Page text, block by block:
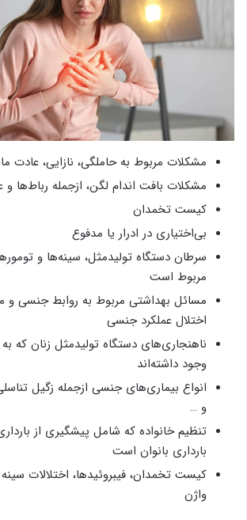
مشکلات مربوط به حاملگی، نازایی، عادت
مشکلات بافت اندام لگن، ازجمله رباط‌ها
کیست تخمدان
بی‌اختیاری در ادرار یا مدفوع
سرطان دستگاه تولیدمثل، سینه‌ها و
مربوط است
مسائل بهداشتی مربوط به روابط جنسی و
اختلال عملکرد جنسی
ناهنجاری‌های دستگاه تولیدمثل زنان که
وجود داشته‌اند
انواع بیماری‌های جنسی ازجمله زگیل
و …
تنظیم خانواده که شامل پیشگیری از
بارداری بانوان است
کیست تخمدان، فیبروئیدها، اختلالات
واژن